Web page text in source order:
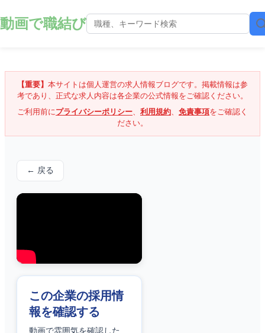
動画で職結び
【重要】 本サイトは個人運営の求人情報ブログです。掲載情報は参
考であり、正式な求人内容は各企業の公式情報をご確認ください。
ご利用前にプライバシーポリシー、 利用規約、 免責事項をご確認く
ださい。
← 戻る
この企業の採用情
報を確認する
動画で雰囲気を確認した